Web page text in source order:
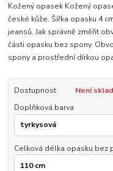
Kožený opasek Kožený
české kůže. Šířka opasku 4
jeansů. Jak správně změřit
části opasku bez spony.
spony a prostřední dírkou
Dostupnost
Není
Doplňková barva
Celková délka opasku bez